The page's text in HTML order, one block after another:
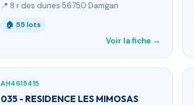
📍 8 r des dunes 56750 Damgan
🏠 55 lots
Voir la fiche →
AH4615415
035 - RESIDENCE LES MIMOSAS